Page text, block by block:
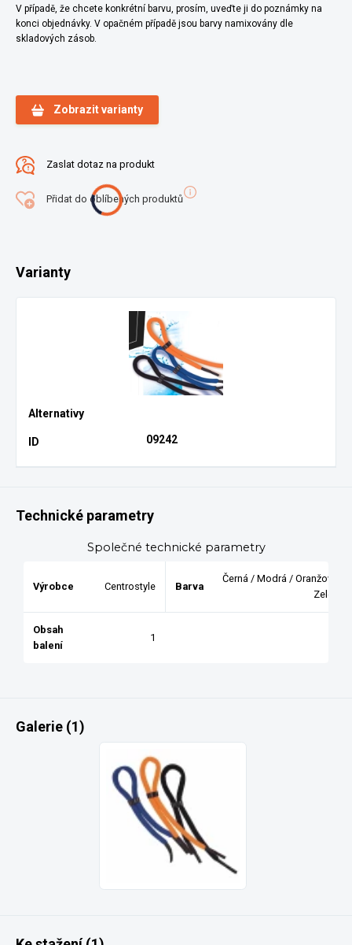
V případě, že chcete konkrétní barvu, prosím, uveďte ji do poznámky na
konci objednávky. V opačném případě jsou barvy namixovány dle
skladových zásob.
Zobrazit varianty
Zaslat dotaz na produkt
Přidat do oblíbených produktů
Varianty
09242
Technické parametry
Společné technické parametry
Výrobce Centrostyle Barva
Černá / Modrá / Oranžová /
Zelená
Obsah
balení
1
Galerie (1)